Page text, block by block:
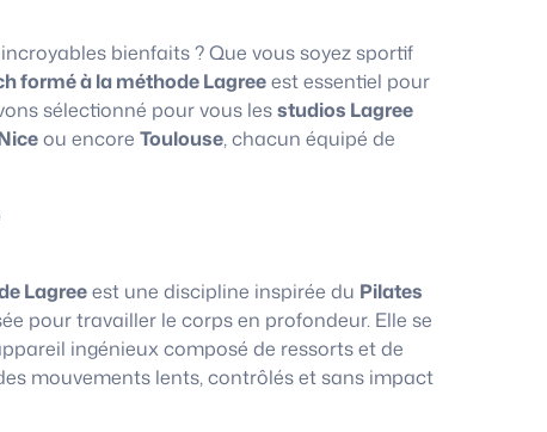
bienfaits ? Que vous soyez sportif
formé à la méthode Lagreeest essentiel pour
sélectionné pour vous lesstudios Lagree
ou encore Toulouse, chacun équipé de
Lagreeest une discipline inspirée du Pilates
pour travailler le corps en profondeur. Elle se
ingénieux composé de ressorts et de
mouvements lents, contrôlés et sans impact